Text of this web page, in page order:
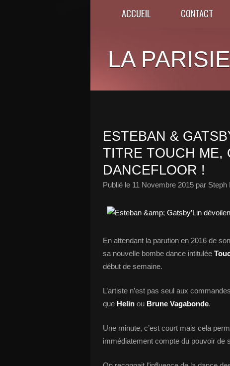
ACCUEIL CONTACT
LA
ESTEBAN &
TITRE TOUCH ME,
DANCEFLOOR !
Publié le 11 Novembre 2015 par Steph
En attendant la parution en 2016 de
sa nouvelle bombe dance intitulée
début de semaine.
L’artiste n’est pas seul aux
que Helin ou Brune Vagabonde.
Une minute, c’est court mais cela
immédiatement compte du pouvoir de